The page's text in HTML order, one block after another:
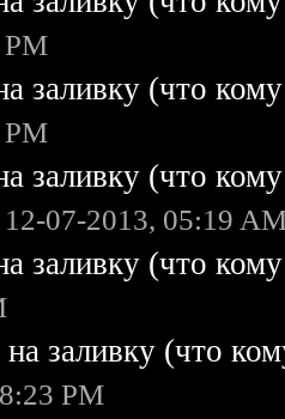
заливку (что
заливку (что
12-07-2013, 05:19
заливку (что
заливку (что
PM